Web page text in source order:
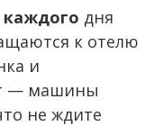
дня
к отелю
и
— машины
не ждите